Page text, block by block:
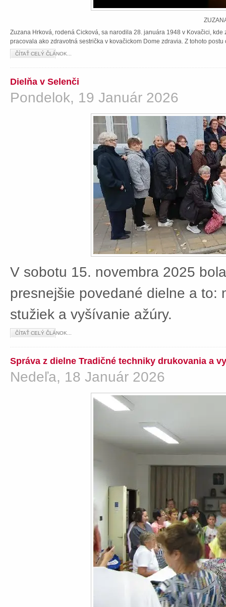
Zuzana Hrková, rodená Cicková, sa narodila 28. januára 1948 v Kovačici,
pracovala ako zdravotná sestrička v kovačickom Dome zdravia. Z tohoto
ČÍTAŤ CELÝ ČLÁNOK...
Dielňa v Selenči
Pondelok, 19 Január 2026
V sobotu 15. novembra 2025
presnejšie povedané dielne a to:
stužiek a vyšívanie ažúry.
ČÍTAŤ CELÝ ČLÁNOK...
Správa z dielne Tradičné techniky drukovania a
Nedeľa, 18 Január 2026